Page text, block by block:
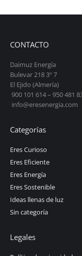
CONTACTO
Daimuz Energía
Bulevar 218 3º 7
El Ejido (Almería)
900 101 614 – 950 481
info@eresenergia.com
Categorías
Eres Curioso
Eres Eficiente
Eres Energía
Eres Sostenible
Ideas llenas de luz
Sin categoría
Legales